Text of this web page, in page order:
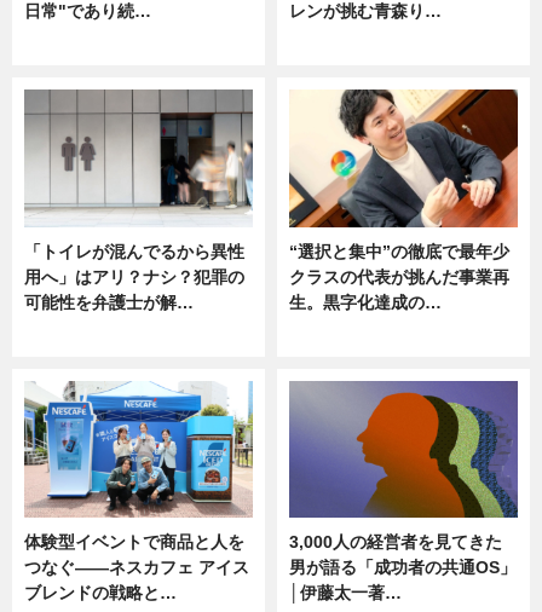
日常"であり続…
レンが挑む青森り…
「トイレが混んでるから異性
用へ」はアリ？ナシ？犯罪の
可能性を弁護士が解…
“選択と集中”の徹底で最年少
クラスの代表が挑んだ事業再
生。黒字化達成の…
体験型イベントで商品と人を
つなぐ――ネスカフェ アイス
ブレンドの戦略と…
3,000人の経営者を見てきた
男が語る「成功者の共通OS」
│伊藤太一著…